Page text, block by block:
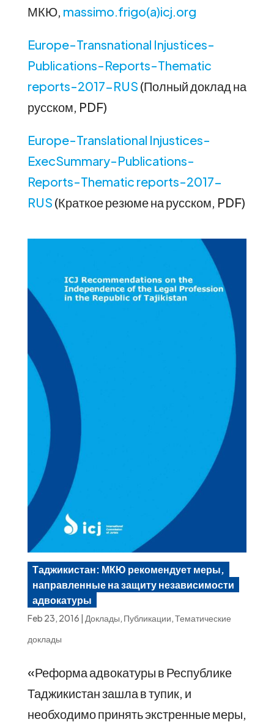
МКЮ, massimo.frigo(a)icj.org
Europe-Transnational Injustices-
Publications-Reports-Thematic
reports-2017-RUS (Полный доклад на
русском, PDF)
Europe-Translational Injustices-
ExecSummary-Publications-
Reports-Thematic reports-2017-
RUS (Краткое резюме на русском, PDF)
Таджикистан: МКЮ рекомендует меры,
направленные на защиту независимости
адвокатуры
Feb 23, 2016 | Доклады, Публикации,Тематические
доклады
«Реформа адвокатуры в Республике
Таджикистан зашла в тупик, и
необходимо принять экстренные меры,